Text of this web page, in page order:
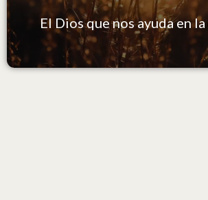
El Dios que nos ayuda en